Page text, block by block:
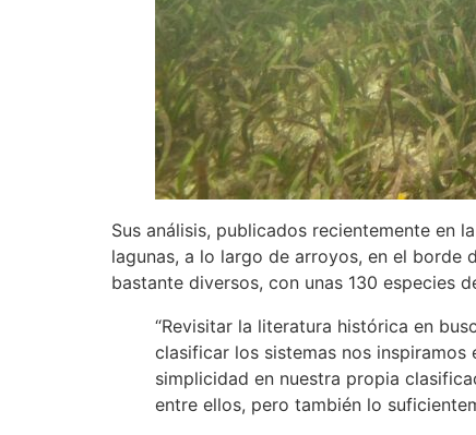
Sus análisis, publicados recientemente en
lagunas, a lo largo de arroyos, en el borde
bastante diversos, con unas 130 especies
“Revisitar la literatura histórica en
clasificar los sistemas nos
simplicidad en nuestra propia
entre ellos, pero también lo